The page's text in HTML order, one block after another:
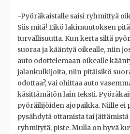
-Pyöräkaistalle saisi ryhmittyä
Siis mitä! Eikö lakimuutoksen
turvallisuutta. Kun kerta siltä
suoraa ja kääntyä oikealle, niin
auto odottelemaan oikealle
jalankulkijoita, niin pitäisikö
odottaa?, vai ohittaa auto
käsittämätön lain teksti.
pyöräilijöiden ajopaikka. Niille ei
pysähdytä ottamista tai
ryhmitytä, piste. Mulla on hyvä